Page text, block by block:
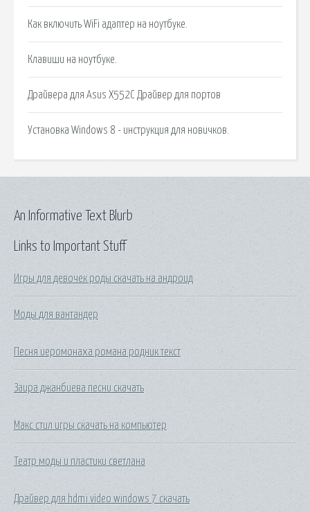
Как включить WiFi адаптер на ноутбуке.
Клавиши на ноутбуке.
Драйвера для Asus X552C Драйвер для портов
Установка Windows 8 - инструкция для новичков.
Links to Important Stuff
Игры для девочек роды скачать на андроид
Моды для вантандер
Песня иеромонаха романа родник текст
Заира джанбиева песни скачать
Макс стил игры скачать на компьютер
Театр моды и пластики светлана
Драйвер для hdmi video windows 7 скачать
An Informative Text Blurb